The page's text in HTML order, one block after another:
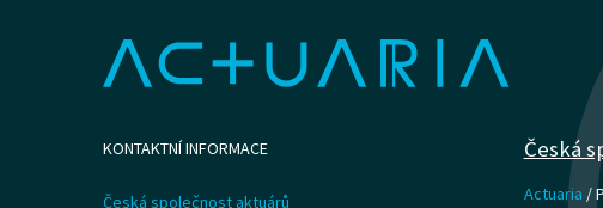
KONTAKTNÍ INFORMACE
Česká společnost aktuárů
Česká
Actuaria /